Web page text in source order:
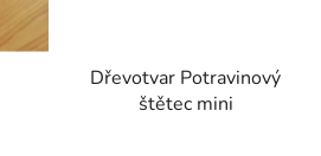
Dřevotvar Potravinový
štětec mini